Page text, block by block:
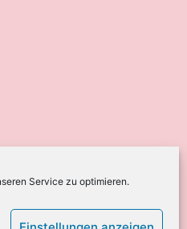
Service zu optimieren.